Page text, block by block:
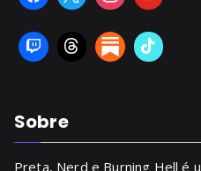
Sobre
Preta, Nerd e Burning Hell é